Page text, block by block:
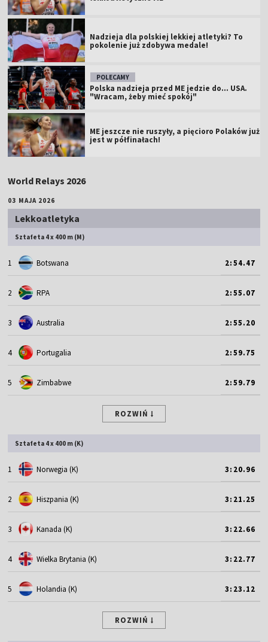
Nadzieja dla polskiej lekkiej atletyki? To
pokolenie już zdobywa medale!
POLECAMY
Polska nadzieja przed ME jedzie do... USA.
"Wracam, żeby mieć spokój"
ME jeszcze nie ruszyły, a pięcioro Polaków już
jest w półfinałach!
World Relays 2026
03 MAJA 2026
Lekkoatletyka
Sztafeta 4 x 400 m (M)
1 Botswana 2:54.47
2 RPA 2:55.07
3 Australia 2:55.20
4 Portugalia 2:59.75
5 Zimbabwe 2:59.79
ROZWIŃ
Sztafeta 4 x 400 m (K)
1 Norwegia (K) 3:20.96
2 Hiszpania (K) 3:21.25
3 Kanada (K) 3:22.66
4 Wielka Brytania (K) 3:22.77
5 Holandia (K) 3:23.12
ROZWIŃ